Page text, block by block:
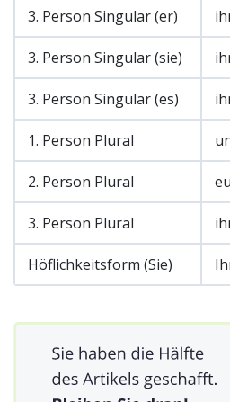
3. Person Singular (er)
3. Person Singular (sie)
3. Person Singular (es)
1. Person Plural
2. Person Plural
3. Person Plural
Höflichkeitsform (Sie)